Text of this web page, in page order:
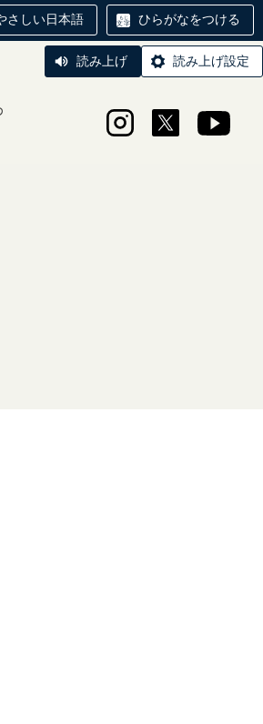
さしい日本語 ひらがなをつける
読み上げ 読み上げ設定